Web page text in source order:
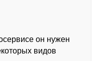
он нужен
видов